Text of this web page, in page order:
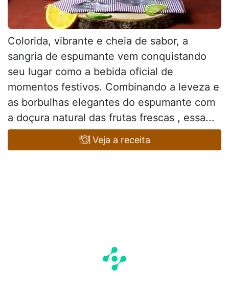
Colorida, vibrante e cheia de sabor, a
sangria de espumante vem conquistando
seu lugar como a bebida oficial de
momentos festivos. Combinando a leveza e
as borbulhas elegantes do espumante com
a doçura natural das frutas frescas , essa...
Veja a receita